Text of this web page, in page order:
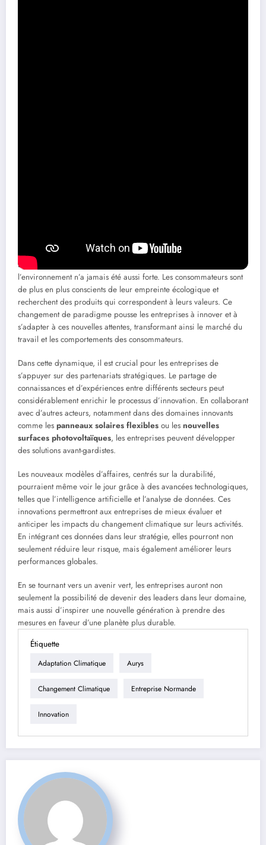
La demande pour des technologies respectueuses de
l’environnement n’a jamais été aussi forte. Les consommateurs sont
de plus en plus conscients de leur empreinte écologique et
recherchent des produits qui correspondent à leurs valeurs. Ce
changement de paradigme pousse les entreprises à innover et à
s’adapter à ces nouvelles attentes, transformant ainsi le marché du
travail et les comportements des consommateurs.
Dans cette dynamique, il est crucial pour les entreprises de
s’appuyer sur des partenariats stratégiques. Le partage de
connaissances et d’expériences entre différents secteurs peut
considérablement enrichir le processus d’innovation. En collaborant
avec d’autres acteurs, notamment dans des domaines innovants
comme les panneaux solaires flexibles ou les nouvelles
surfaces photovoltaïques, les entreprises peuvent développer
des solutions avant-gardistes.
Les nouveaux modèles d’affaires, centrés sur la durabilité,
pourraient même voir le jour grâce à des avancées technologiques,
telles que l’intelligence artificielle et l’analyse de données. Ces
innovations permettront aux entreprises de mieux évaluer et
anticiper les impacts du changement climatique sur leurs activités.
En intégrant ces données dans leur stratégie, elles pourront non
seulement réduire leur risque, mais également améliorer leurs
performances globales.
En se tournant vers un avenir vert, les entreprises auront non
seulement la possibilité de devenir des leaders dans leur domaine,
mais aussi d’inspirer une nouvelle génération à prendre des
mesures en faveur d’une planète plus durable.
Étiquette
Adaptation Climatique Aurys
Changement Climatique Entreprise Normande
Innovation